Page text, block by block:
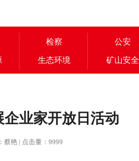
检察 公安
生态环境 矿山安全
业家开放日活动
蔡艳 | 点击量：9999